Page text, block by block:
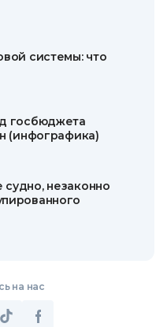
системы: что
госбюджета
(инфографика)
незаконно
на нас